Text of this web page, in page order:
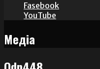
Fasebook
YouTube
Медіа